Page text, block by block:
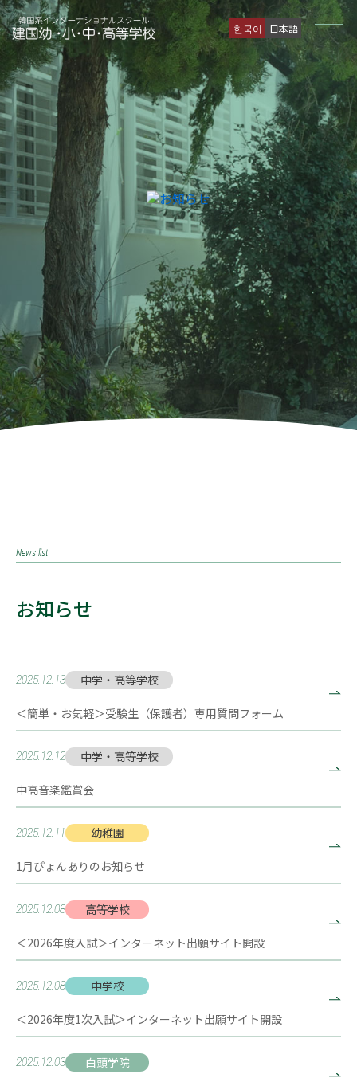
한국어 日本語
News list
お知らせ
2025.12.13 中学・高等学校
＜簡単・お気軽＞受験生（保護者）専用質問フォーム
2025.12.12 中学・高等学校
中高音楽鑑賞会
2025.12.11 幼稚園
1月ぴょんありのお知らせ
2025.12.08 高等学校
＜2026年度入試＞インターネット出願サイト開設
2025.12.08 中学校
＜2026年度1次入試＞インターネット出願サイト開設
2025.12.03 白頭学院